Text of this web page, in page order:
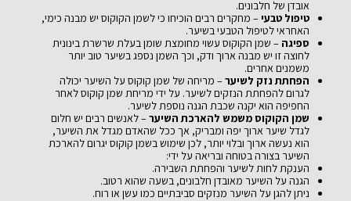
אובדן של חלבונים.
טיפול טבעי– מחקרים רבים הוכיחו כי לשמן הקוקוס יש מבנה כימי,
האחראי לטיפול הטבעי בשיער.
ספיגה – שמן הקוקוס עשוי מחומצת שומן בעלת שרשרת בינונית
לחוצה זו יש מבנה ארוך ודק, וכך השמן נספג בשיער טוב יותר
משמנים אחרים.
הפחתת נזק לשיער– מריחה של שמן קוקוס על השיער יכולה
לגרום להפחתת הנזקים לשיער. על ידי מריחת שמן קוקוס לאחר
החפיפה הוא יקנה שכבת הגנה נוספת לשיער.
שמן הקוקוס משמש להארכת השיער– לאנשים רבים יש חלום
לגדל שיער ארוך יפה ומבריק, אך ככל שהאדם מגדל את השיער,
הוא נעשה ארוך ובלוי יותר, לכן שימוש בשמן קוקוס יגרום להארכת
השיער בצורה בטוחה ובריאה על ידי:
הענקת לחות לשיער והפחתת השבירה.
הגנה על השיער מאובדן חלבונים, בשעה שהוא רטוב.
ניתן להגן על השיער מנזקים סביבתיים כמו עשן או רוח.